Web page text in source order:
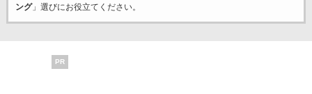
ング」選びにお役立てください。
PR